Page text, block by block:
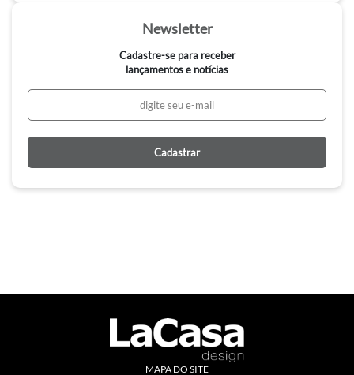
Newsletter
Cadastre-se para receber
lançamentos e notícias
Cadastrar
MAPA DO SITE